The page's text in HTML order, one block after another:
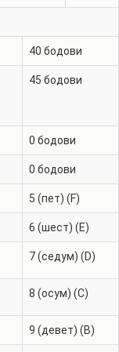
40 бодови
45 бодови
0 бодови
0 бодови
5 (пет) (F)
6 (шест) (E)
7 (седум) (D)
8 (осум) (C)
9 (девет) (B)